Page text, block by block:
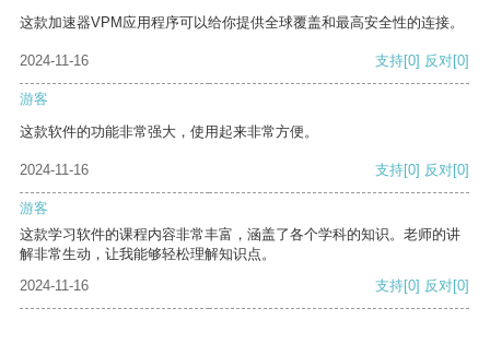
这款加速器VPM应用程序可以给你提供全球覆盖和最高安全性的连接。
2024-11-16 支持[0] 反对[0]
游客
这款软件的功能非常强大，使用起来非常方便。
2024-11-16 支持[0] 反对[0]
游客
这款学习软件的课程内容非常丰富，涵盖了各个学科的知识。老师的讲
解非常生动，让我能够轻松理解知识点。
2024-11-16
支持[0] 反对[0]